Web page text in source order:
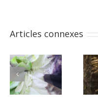
Articles connexes